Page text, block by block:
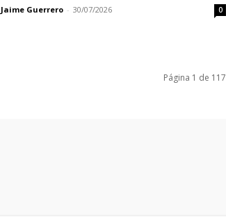
Jaime Guerrero - 30/07/2026 0
Página 1 de 117